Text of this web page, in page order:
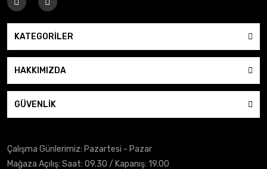
KATEGORİLER
HAKKIMIZDA
GÜVENLİK
Çalışma Günlerimiz: Pazartesi - Pazar
Mağaza Açılış: Saat: 09.30 / Kapanış: 19.00